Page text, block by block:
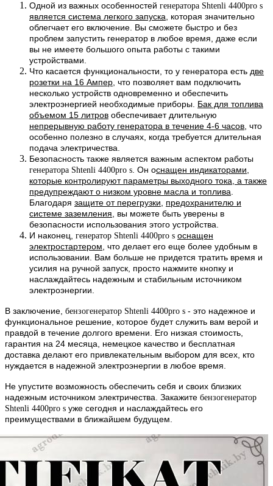
Одной из важных особенностей генератора Shtenli 4400pro s
является система легкого запуска, которая значительно
облегчает его включение. Вы сможете быстро и без
проблем запустить генератор в любое время, даже если
вы не имеете большого опыта работы с такими
устройствами.
Что касается функциональности, то у генератора есть две
розетки на 16 Ампер, что позволяет вам подключить
несколько устройств одновременно и обеспечить
электроэнергией необходимые приборы. Бак для топлива
объемом 15 литров обеспечивает длительную
непрерывную работу генератора в течение 4-6 часов, что
особенно полезно в случаях, когда требуется длительная
подача электричества.
Безопасность также является важным аспектом работы
генератора Shtenli 4400pro s. Он оснащен индикаторами,
которые контролируют параметры выходного тока, а также
предупреждают о низком уровне масла и топлива.
Благодаря защите от перегрузки, предохранителю и
системе заземления, вы можете быть уверены в
безопасности использования этого устройства.
И наконец, генератор Shtenli 4400pro s оснащен
электростартером, что делает его еще более удобным в
использовании. Вам больше не придется тратить время и
усилия на ручной запуск, просто нажмите кнопку и
наслаждайтесь надежным и стабильным источником
электроэнергии.
В заключение, бензогенератор Shtenli 4400pro s - это надежное и
функциональное решение, которое будет служить вам верой и
правдой в течение долгого времени. Его низкая стоимость,
гарантия на 24 месяца, немецкое качество и бесплатная
доставка делают его привлекательным выбором для всех, кто
нуждается в надежной электроэнергии в любое время.
Не упустите возможность обеспечить себя и своих близких
надежным источником электричества. Закажите бензогенератор
Shtenli 4400pro s уже сегодня и наслаждайтесь его
преимуществами в ближайшем будущем.